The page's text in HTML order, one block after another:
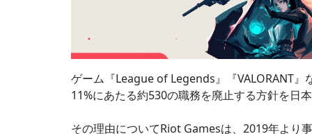
ゲーム『League of Legends』『VALORANT
11%にあたる約530の職務を廃止する方針を日
その理由についてRiot Gamesは、2019年より